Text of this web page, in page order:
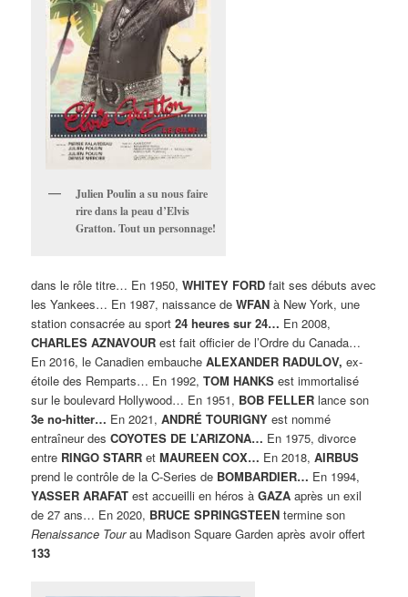
Julien Poulin a su nous faire
rire dans la peau d’Elvis
Gratton. Tout un personnage!
dans le rôle titre… En 1950,WHITEY FORD fait ses débuts avec
les Yankees… En 1987, naissance deWFAN à New York, une
station consacrée au sport24 heures sur 24… En 2008,
CHARLES AZNAVOUR est fait officier de l’Ordre du Canada…
En 2016, le Canadien embaucheALEXANDER RADULOV, ex-
étoile des Remparts… En 1992,TOM HANKS est immortalisé
sur le boulevard Hollywood… En 1951, BOB FELLER lance son
3e no-hitter… En 2021,ANDRÉ TOURIGNY est nommé
entraîneur desCOYOTES DE L’ARIZONA… En 1975, divorce
entre RINGO STARR etMAUREEN COX… En 2018,AIRBUS
prend le contrôle de la C-Series de BOMBARDIER… En 1994,
YASSER ARAFAT est accueilli en héros àGAZA après un exil
de 27 ans… En 2020, BRUCE SPRINGSTEEN termine son
Renaissance Tourau Madison Square Garden après avoir offert
133